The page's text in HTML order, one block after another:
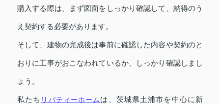
購入する際は、まず図面をしっかり確認して、納得のう
え契約する必要があります。
そして、建物の完成後は事前に確認した内容や契約のと
おりに工事がおこなわれているか、しっかり確認しまし
ょう。
私たち リバティーホーム は、茨城県土浦市を中心に新